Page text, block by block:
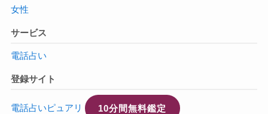
女性
サービス
電話占い
登録サイト
電話占いピュアリ 10分間無料鑑定